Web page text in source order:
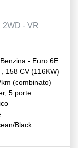
2WD - VR
- Euro 6E
158 CV (116KW)
(combinato)
5 porte
Black